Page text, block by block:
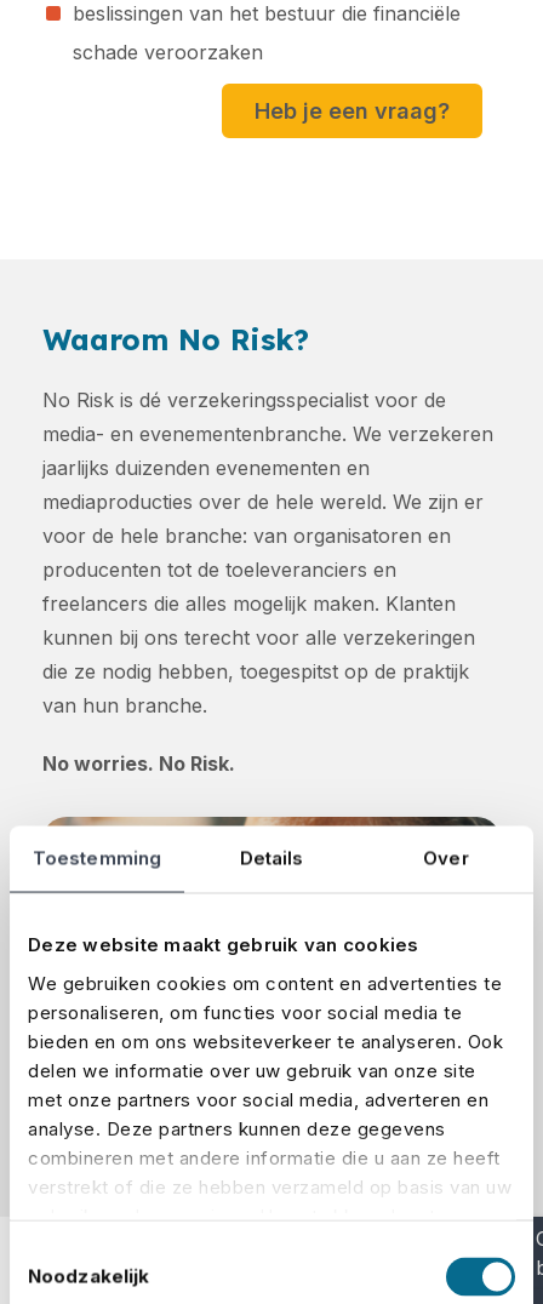
Toestemming Details Over
Deze website maakt gebruik van cookies
We gebruiken cookies om content en advertenties te
personaliseren, om functies voor social media te
bieden en om ons websiteverkeer te analyseren. Ook
delen we informatie over uw gebruik van onze site
met onze partners voor social media, adverteren en
analyse. Deze partners kunnen deze gegevens
combineren met andere informatie die u aan ze heeft
verstrekt of die ze hebben verzameld op basis van uw
Noodzakelijk
beslissingen van het bestuur die financiële
schade veroorzaken
Heb je een vraag?
Waarom No Risk?
No Risk is dé verzekeringsspecialist voor de
media- en evenementenbranche. We verzekeren
jaarlijks duizenden evenementen en
mediaproducties over de hele wereld. We zijn er
voor de hele branche: van organisatoren en
producenten tot de toeleveranciers en
freelancers die alles mogelijk maken. Klanten
kunnen bij ons terecht voor alle verzekeringen
die ze nodig hebben, toegespitst op de praktijk
van hun branche.
No worries. No Risk.
+9.501